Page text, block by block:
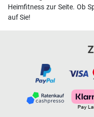
Heimfitness zur Seite. Ob
auf Sie!